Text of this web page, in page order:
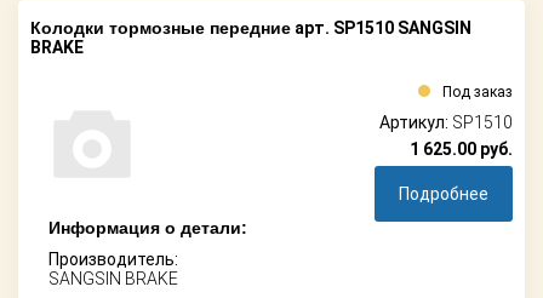
Колодки тормозные передние арт. SP1510 SANGSIN
BRAKE
Информация о детали:
Производитель:
SANGSIN BRAKE
Под заказ
Артикул: SP1510
1 625.00 руб.
Подробнее